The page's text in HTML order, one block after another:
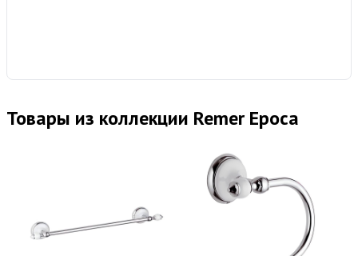
Товары из коллекции Remer Epoca